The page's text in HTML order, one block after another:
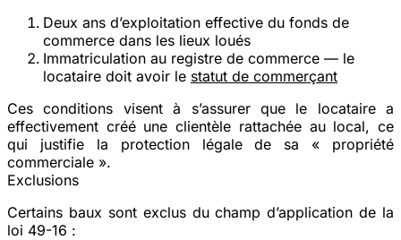
Deux ans d’exploitation effective du fonds de
commerce dans les lieux loués
Immatriculation au registre de commerce — le
locataire doit avoir le statut de commerçant
Ces conditions visent à s’assurer que le locataire a
effectivement créé une clientèle rattachée au local, ce
qui justifie la protection légale de sa « propriété
commerciale ».
Exclusions
Certains baux sont exclus du champ d’application de la
loi 49-16 :